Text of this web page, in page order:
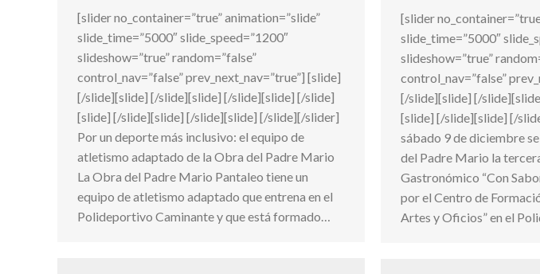
[slider no_container=”true” animation=”slide”
slide_time=”5000″ slide_speed=”1200″
slideshow=”true” random=”false”
control_nav=”false” prev_next_nav=”true”] [slide]
[/slide][slide] [/slide][slide] [/slide][slide] [/slide]
[slide] [/slide][slide] [/slide][slide] [/slide][/slider]
Por un deporte más inclusivo: el equipo de
atletismo adaptado de la Obra del Padre Mario
La Obra del Padre Mario Pantaleo tiene un
equipo de atletismo adaptado que entrena en el
Polideportivo Caminante y que está formado…
[slider
slide_time=”5000″
slideshow=”true”
control_nav=”false”
[/slide][slide] [/
[slide] [/slide][slide] [/
sábado 9 de diciembre
del Padre Mario la
Gastronómico “Con
por el Centro de
Artes y Oficios” en el